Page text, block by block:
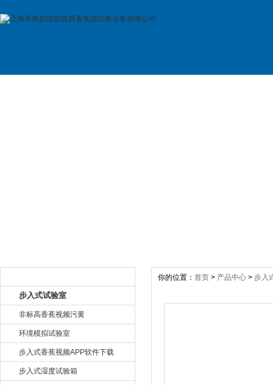
步入式试验室
非标高香蕉视频污黄
环境模拟试验室
步入式香蕉视频APP软件下载
步入式湿度试验箱
你的位置： 首页 > 产品中心 > 步入